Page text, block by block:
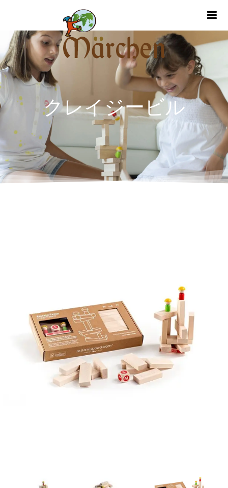
クレイジービル